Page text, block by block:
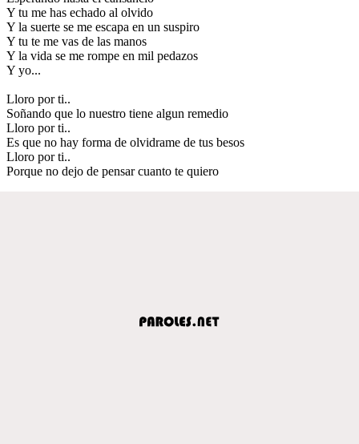
Y tu me has echado al olvido
Y la suerte se me escapa en un suspiro
Y tu te me vas de las manos
Y la vida se me rompe en mil pedazos
Y yo...
Lloro por ti..
Soñando que lo nuestro tiene algun remedio
Lloro por ti..
Es que no hay forma de olvidrame de tus besos
Lloro por ti..
Porque no dejo de pensar cuanto te quiero